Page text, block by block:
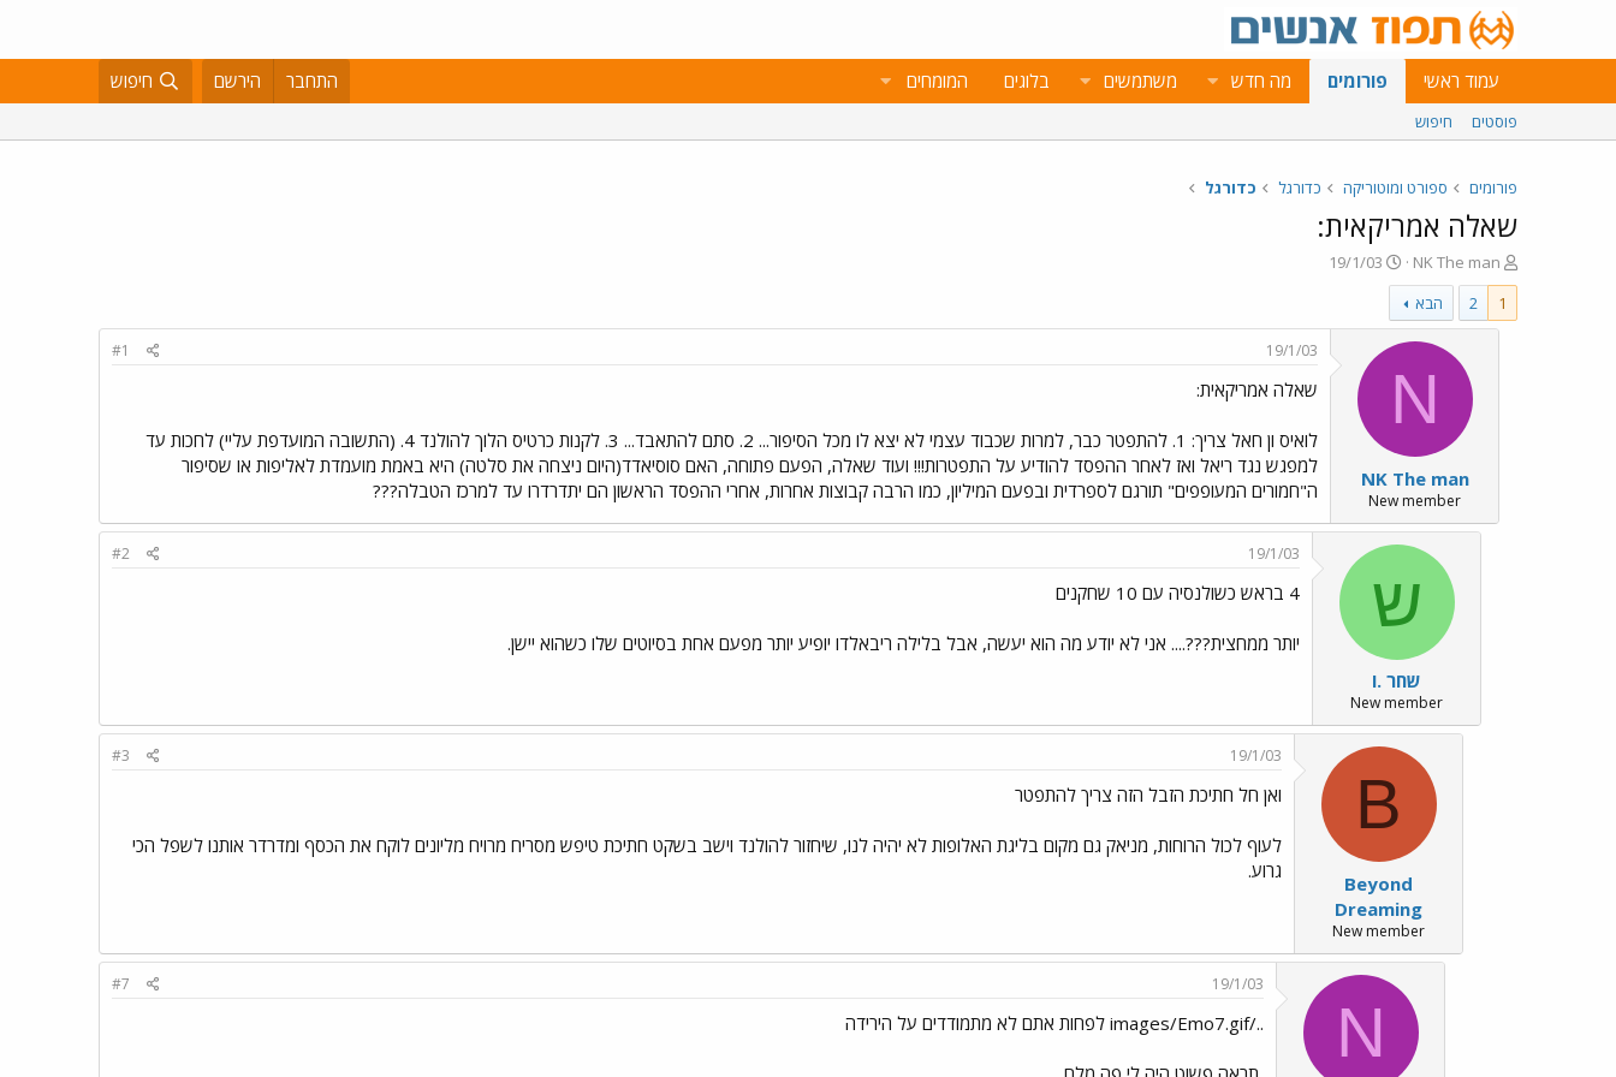
עמוד ראשי פורומים מה חדש משתמשים בלוגים המומחים התחבר הירשם חיפוש
פוסטים חיפוש
פורומים ספורט ומוטוריקה כדורגל כדורגל
שאלה אמריקאית:
פ
ו
ת
ח
NK The man
פ
ס
ם
י
ך
19/1/03
1
2 הבא
N
NK The man
New member
19/1/03
#1
שאלה אמריקאית:
לואיס ון חאל צריך: 1. להתפטר כבר, למרות שכבוד עצמי לא יצא לו מכל הסיפור... 2. סתם להתאבד... 3. לקנות כרטיס הלוך להולנד 4. (התשובה המועדפת עליי) לחכות עד
למפגש נגד ריאל ואז לאחר ההפסד להודיע על התפטרות!!! ועוד שאלה, הפעם פתוחה, האם סוסיאדד(היום ניצחה את סלטה) היא באמת מועמדת לאליפות או שסיפור
ה"חמורים המעופפים" תורגם לספרדית ובפעם המיליון, כמו הרבה קבוצות אחרות, אחרי ההפסד הראשון הם יתדרדרו עד למרכז הטבלה???
ש
שחר .ו
New member
19/1/03
#2
4 בראש כשולנסיה עם 10 שחקנים
יותר ממחצית???.... אני לא יודע מה הוא יעשה, אבל בלילה ריבאלדו יופיע יותר מפעם אחת בסיוטים שלו כשהוא יישן.
B
Beyond
Dreaming
New member
19/1/03
#3
ואן חל חתיכת הזבל הזה צריך להתפטר
לעוף לכול הרוחות, מניאק גם מקום בליגת האלופות לא יהיה לנו, שיחזור להולנד וישב בשקט חתיכת טיפש מסריח מרויח מליונים לוקח את הכסף ומדרדר אותנו לשפל הכי
גרוע.
N
19/1/03
#7
../images/Emo7.gif לפחות אתם לא מתמודדים על הירידה